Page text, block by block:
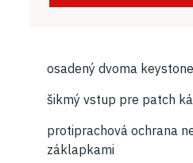
osadený dvoma
šikmý vstup pre patch
protiprachová ochrana
záklapkami